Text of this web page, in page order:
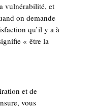
vulnérabilité, et
on demande
qu’il y a à
« être la
et de
vous